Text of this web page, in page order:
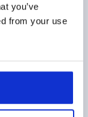
you’ve
from your use
TAMAÑO=2
DETALLES